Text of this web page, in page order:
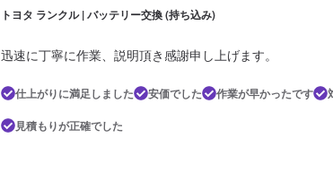
トヨタ ランクル | バッテリー交換 (持ち込み)
迅速に丁寧に作業、説明頂き感謝申し上げます。
仕上がりに満足しました 安価でした 作業が早かったです
見積もりが正確でした